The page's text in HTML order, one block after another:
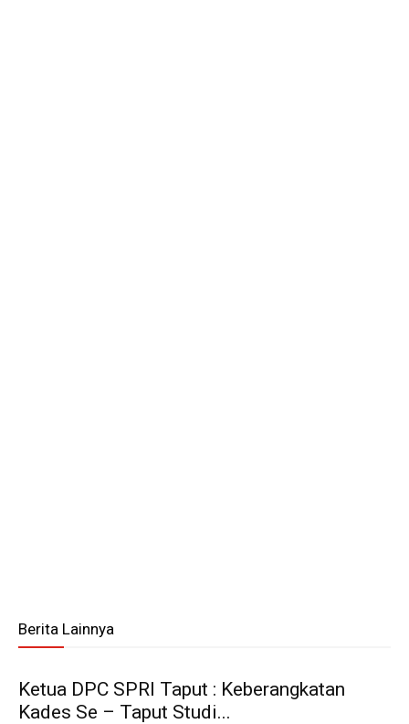
Berita Lainnya
Ketua DPC SPRI Taput : Keberangkatan
Kades Se – Taput Studi...